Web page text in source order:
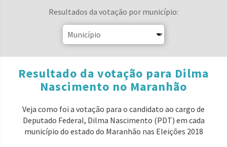
Resultados da votação por município:
Resultado da votação para Dilma
Nascimento no Maranhão
Veja como foi a votação para o candidato ao cargo de
Deputado Federal, Dilma Nascimento (PDT) em cada
município do estado do Maranhão nas Eleições 2018